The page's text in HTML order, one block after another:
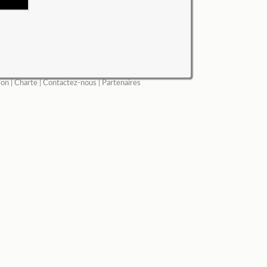
| Charte| Contactez-nous Partenaires